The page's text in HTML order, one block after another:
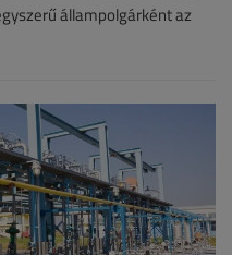
állampolgárként az